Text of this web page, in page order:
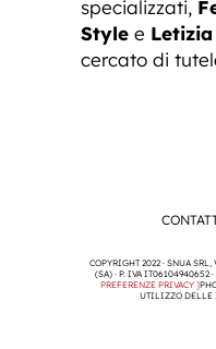
specializzati,
Style e
cercato di
COPYRIGHT 2022 · SNUA
(SA) · P. IVA IT06104940652 ·
PREFERENZE PRIVACY ]
UTILIZZO DELLE